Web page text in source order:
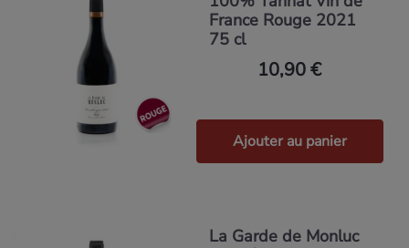
France Rouge 2021
75 cl
10,90 €
Ajouter au panier
La Garde de Monluc